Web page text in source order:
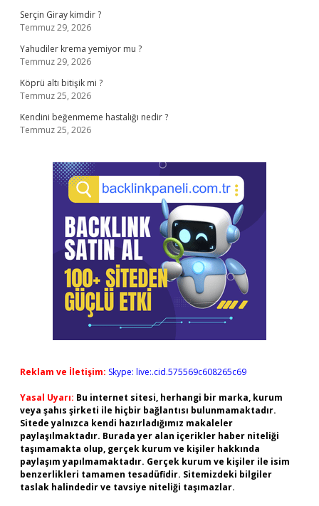
Serçin Giray kimdir ?
Temmuz 29, 2026
Yahudiler krema yemiyor mu ?
Temmuz 29, 2026
Köprü altı bitişik mi ?
Temmuz 25, 2026
Kendini beğenmeme hastalığı nedir ?
Temmuz 25, 2026
Reklam ve İletişim: Skype: live:.cid.575569c608265c69
Yasal Uyarı: Bu internet sitesi, herhangi bir marka, kurum
veya şahıs şirketi ile hiçbir bağlantısı bulunmamaktadır.
Sitede yalnızca kendi hazırladığımız makaleler
paylaşılmaktadır. Burada yer alan içerikler haber niteliği
taşımamakta olup, gerçek kurum ve kişiler hakkında
paylaşım yapılmamaktadır. Gerçek kurum ve kişiler ile isim
benzerlikleri tamamen tesadüfidir. Sitemizdeki bilgiler
taslak halindedir ve tavsiye niteliği taşımazlar.